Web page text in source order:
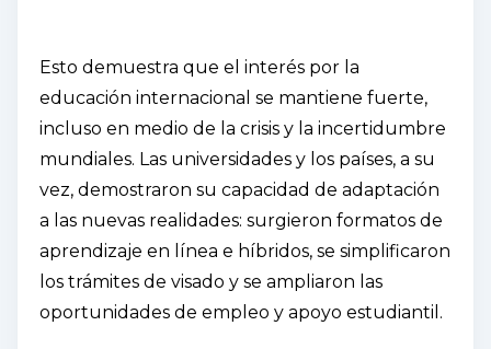
Esto demuestra que el interés por la
educación internacional se mantiene fuerte,
incluso en medio de la crisis y la incertidumbre
mundiales. Las universidades y los países, a su
vez, demostraron su capacidad de adaptación
a las nuevas realidades: surgieron formatos de
aprendizaje en línea e híbridos, se simplificaron
los trámites de visado y se ampliaron las
oportunidades de empleo y apoyo estudiantil.